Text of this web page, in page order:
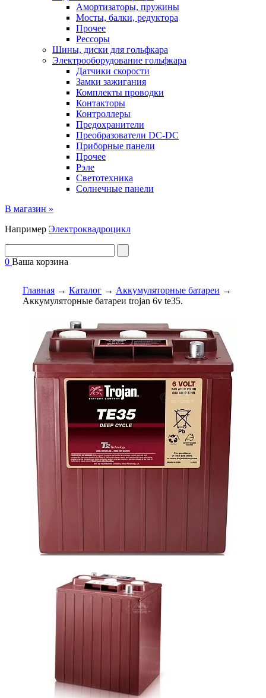
Амортизаторы, пружины
Мосты, балки, редуктора
Прочее
Рессоры
Шины, диски для гольфкара
Электрооборудование гольфкара
Датчики скорости
Замки зажигания
Комплекты проводки
Контакторы
Контроллеры
Предохранители
Преобразователи DC-DC
Приборные панели
Прочее
Рэле
Светотехника
Солнечные панели
В магазин »
Например Электроквадроцикл
0 Ваша корзина
Главная → Каталог → Аккумуляторные батареи →
Аккумуляторные батареи trojan 6v te35.